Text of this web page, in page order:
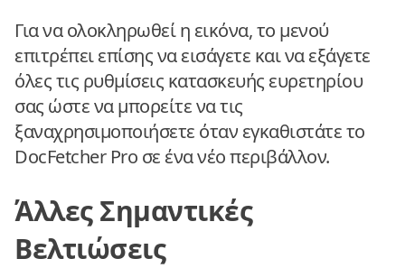
Για να ολοκληρωθεί η εικόνα, το μενού
επιτρέπει επίσης να εισάγετε και να εξάγετε
όλες τις ρυθμίσεις κατασκευής ευρετηρίου
σας ώστε να μπορείτε να τις
ξαναχρησιμοποιήσετε όταν εγκαθιστάτε το
DocFetcher Pro σε ένα νέο περιβάλλον.
Άλλες Σημαντικές
Βελτιώσεις